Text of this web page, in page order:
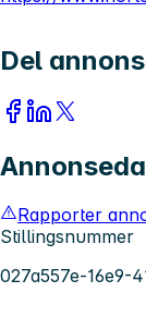
Del
Rapporter
Stillingsnummer
027a557e-16e9-